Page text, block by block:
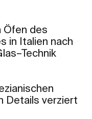
Öfen des
in Italien nach
Details verziert